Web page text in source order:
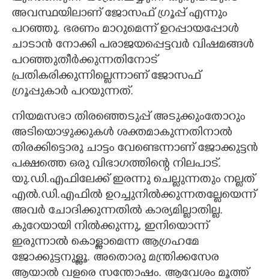
അവസ്ഥയിലാണ് ജോസഫ് ഗ്രൂപ്പ് എന്നും
പറഞ്ഞു. ഭരണം മാറുമെന്ന് ഉറപ്പായപ്പോൾ
ചാടാൻ നോക്കി പരാജയപ്പെട്ടവർ വിഷമങ്ങൾ
പറഞ്ഞുതീർക്കുന്നതിനോട്
പ്രതികരിക്കുന്നില്ലെന്നാണ് ജോസഫ്
ഗ്രൂപ്പുകാർ പറയുന്നത്.
നിയമസഭാ തിരഞ്ഞെടുപ്പ് അടുക്കുംതോറും
അടിയൊഴുക്കുകൾ ശക്തമാകുന്നതിനാൽ
തിരക്കിട്ടൊരു ചാട്ടം വേണ്ടെന്നാണ് ജോക്കുട്ടൻ
പക്ഷത്തെ ഒരു വിഭാഗത്തിന്റെ നിലപാട്.
യു.ഡി.എഫിലേക്ക് ഇരന്നു ചെല്ലുന്നതും നല്ലത്
എൽ.ഡി.എഫിൽ ഉറച്ചുനിൽക്കുന്നതല്ലേയെന്ന്
അവർ ചോദിക്കുന്നതിൽ കാര്യമില്ലാതില്ല.
കുറേയായി നിൽക്കുന്നു, ഇനിയൊന്ന്
ഇരുന്നാൽ കൊള്ളാമെന്ന ആഗ്രഹമേ
ജോക്കുട്ടനുള്ളൂ. അതൊരു മന്ത്രിക്കസേര
ആയാൽ വളരെ സന്തോഷം. ആവേശം മൂത്ത്